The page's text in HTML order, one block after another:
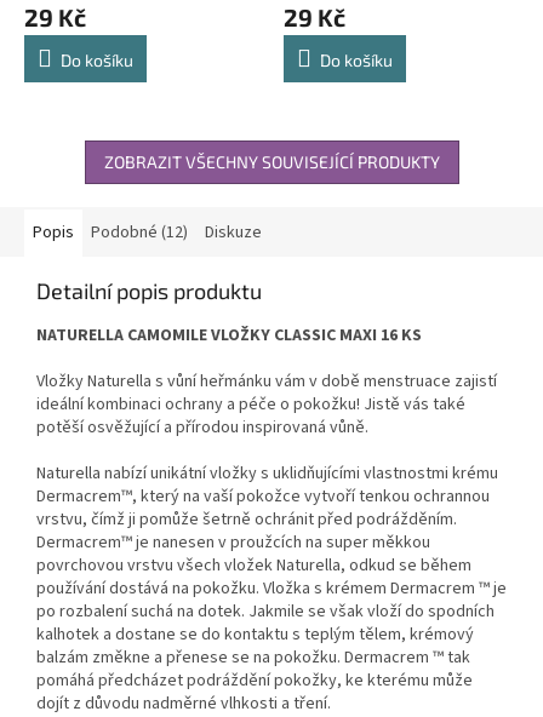
29 Kč
Do košíku
29 Kč
Do košíku
ZOBRAZIT VŠECHNY SOUVISEJÍCÍ PRODUKTY
Popis Podobné (12) Diskuze
Detailní popis produktu
NATURELLA CAMOMILE VLOŽKY CLASSIC MAXI 16 KS
Vložky Naturella s vůní heřmánku vám v době menstruace zajistí
ideální kombinaci ochrany a péče o pokožku! Jistě vás také
potěší osvěžující a přírodou inspirovaná vůně.
Naturella nabízí unikátní vložky s uklidňujícími vlastnostmi krému
Dermacrem™, který na vaší pokožce vytvoří tenkou ochrannou
vrstvu, čímž ji pomůže šetrně ochránit před podrážděním.
Dermacrem™ je nanesen v proužcích na super měkkou
povrchovou vrstvu všech vložek Naturella, odkud se během
používání dostává na pokožku. Vložka s krémem Dermacrem ™ je
po rozbalení suchá na dotek. Jakmile se však vloží do spodních
kalhotek a dostane se do kontaktu s teplým tělem, krémový
balzám změkne a přenese se na pokožku. Dermacrem ™ tak
pomáhá předcházet podráždění pokožky, ke kterému může
dojít z důvodu nadměrné vlhkosti a tření.